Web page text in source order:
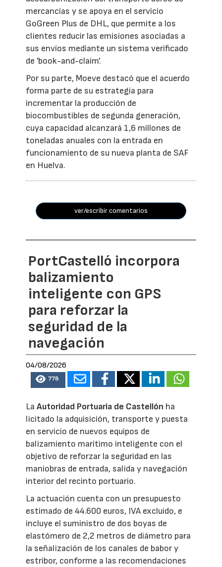
mercancías y se apoya en el servicio
GoGreen Plus de DHL, que permite a los
clientes reducir las emisiones asociadas a
sus envíos mediante un sistema verificado
de 'book-and-claim'.
Por su parte, Moeve destacó que el acuerdo
forma parte de su estrategia para
incrementar la producción de
biocombustibles de segunda generación,
cuya capacidad alcanzará 1,6 millones de
toneladas anuales con la entrada en
funcionamiento de su nueva planta de SAF
en Huelva.
ver/escribir comentarios
PortCastelló incorpora
balizamiento
inteligente con GPS
para reforzar la
seguridad de la
navegación
04/08/2026
778
LaAutoridad Portuaria de Castellón ha
licitado la adquisición, transporte y puesta
en servicio de nuevos equipos de
balizamiento marítimo inteligente con el
objetivo de reforzar la seguridad en las
maniobras de entrada, salida y navegación
interior del recinto portuario.
La actuación cuenta con un presupuesto
estimado de 44.600 euros, IVA excluido, e
incluye el suministro de dos boyas de
elastómero de 2,2 metros de diámetro para
la señalización de los canales de babor y
estribor, conforme a las recomendaciones